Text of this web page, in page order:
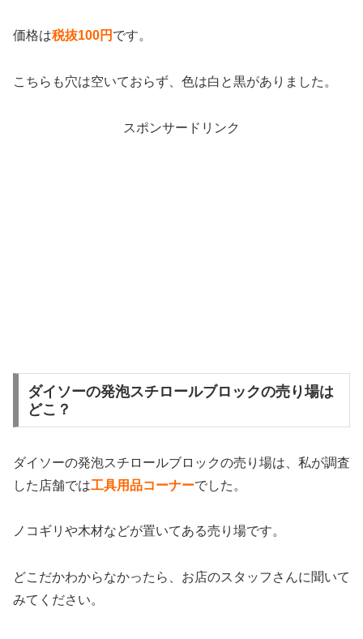
価格は税抜100円 です。
こちらも穴は空いておらず、色は白と黒がありました。
スポンサードリンク
ダイソーの発泡スチロールブロックの売り場は
どこ？
ダイソーの発泡スチロールブロックの売り場は、私が調査
した店舗では工具用品コーナーでした。
ノコギリや木材などが置いてある売り場です。
どこだかわからなかったら、お店のスタッフさんに聞いて
みてください。